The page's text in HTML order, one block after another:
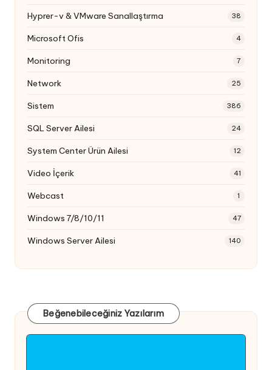
Hyprer-v & VMware Sanallaştırma 38
Microsoft Ofis 4
Monitoring 7
Network 25
Sistem 386
SQL Server Ailesi 24
System Center Ürün Ailesi 12
Video İçerik 41
Webcast 1
Windows 7/8/10/11 47
Windows Server Ailesi 140
Beğenebileceğiniz Yazılarım